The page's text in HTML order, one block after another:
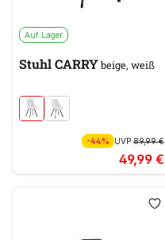
Auf Lager
Stuhl CARRYbeige, weiß
-44% UVP 89,99 €
49,99 €